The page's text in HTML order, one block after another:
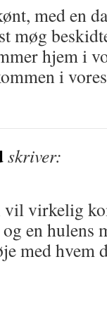
med en
møg
hjem i
i
skriver:
virkelig
en hulens
med hvem